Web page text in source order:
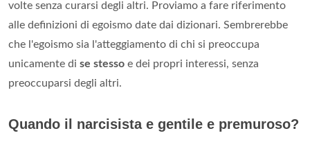
volte senza curarsi degli altri. Proviamo a fare riferimento
alle definizioni di egoismo date dai dizionari. Sembrerebbe
che l'egoismo sia l'atteggiamento di chi si preoccupa
unicamente di se stesso e dei propri interessi, senza
preoccuparsi degli altri.
Quando il narcisista e gentile e premuroso?